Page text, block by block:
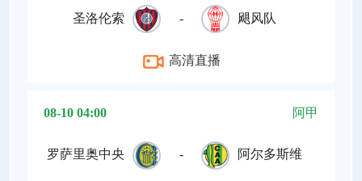
圣洛伦索 - 飓风队
高清直播
08-10 04:00 阿甲
罗萨里奥中央 - 阿尔多斯维